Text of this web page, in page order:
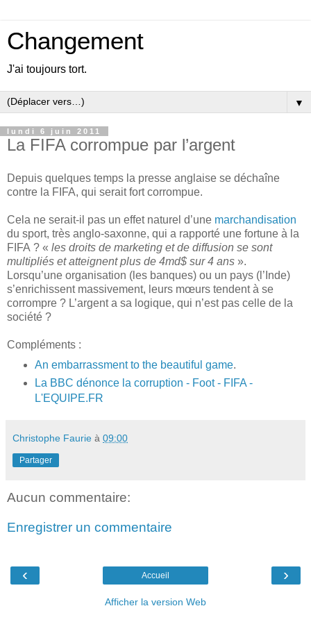
Changement
J'ai toujours tort.
▼
lundi 6 juin 2011
La FIFA corrompue par l’argent
Depuis quelques temps la presse anglaise se déchaîne
contre la FIFA, qui serait fort corrompue.
Cela ne serait-il pas un effet naturel d’une marchandisation
du sport, très anglo-saxonne, qui a rapporté une fortune à la
FIFA ? « les droits de marketing et de diffusion se sont
multipliés et atteignent plus de 4md$ sur 4 ans ».
Lorsqu’une organisation (les banques) ou un pays (l’Inde)
s’enrichissent massivement, leurs mœurs tendent à se
corrompre ? L’argent a sa logique, qui n’est pas celle de la
société ?
Compléments :
An embarrassment to the beautiful game.
La BBC dénonce la corruption - Foot - FIFA -
L'EQUIPE.FR
Christophe Faurie à 09:00
Partager
Aucun commentaire:
Enregistrer un commentaire
‹ ›
Accueil
Afficher la version Web